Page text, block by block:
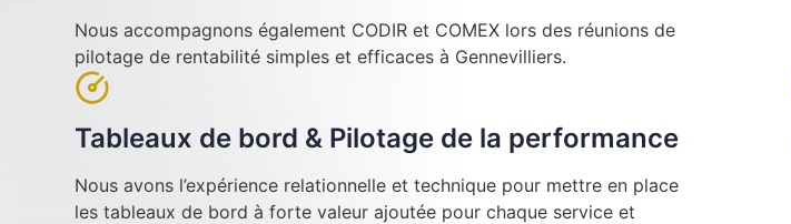
Nous accompagnons également CODIR et COMEX lors des réunions de
pilotage de rentabilité simples et efficaces à Gennevilliers.
Tableaux de bord & Pilotage de la performance
Nous avons l’expérience relationnelle et technique pour mettre en place
les tableaux de bord à forte valeur ajoutée pour chaque service et